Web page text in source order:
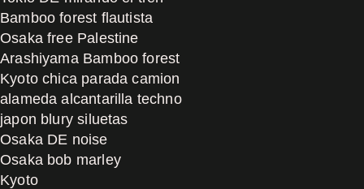
Bamboo forest flautista
Osaka free Palestine
Arashiyama Bamboo forest
Kyoto chica parada camion
alameda alcantarilla techno
japon blury siluetas
Osaka DE noise
Osaka bob marley
Kyoto